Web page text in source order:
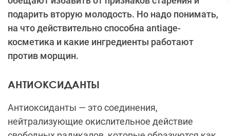
подарить вторую молодость. Но надо понимать,
на что действительно способна antiage-
косметика и какие ингредиенты работают
против морщин.
АНТИОКСИДАНТЫ
Антиоксиданты — это соединения,
нейтрализующие окислительное действие